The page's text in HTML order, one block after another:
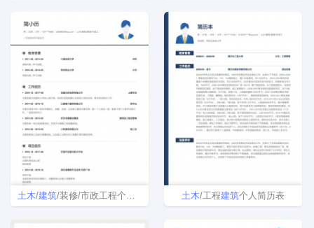
土木/建筑/装修/市政工程个人简历模板下载 土木/工程建筑个人简历表